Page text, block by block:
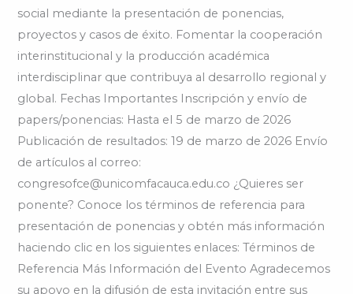
social mediante la presentación de ponencias,
proyectos y casos de éxito. Fomentar la cooperación
interinstitucional y la producción académica
interdisciplinar que contribuya al desarrollo regional y
global. Fechas Importantes Inscripción y envío de
papers/ponencias: Hasta el 5 de marzo de 2026
Publicación de resultados: 19 de marzo de 2026 Envío
de artículos al correo:
congresofce@unicomfacauca.edu.co ¿Quieres ser
ponente? Conoce los términos de referencia para
presentación de ponencias y obtén más información
haciendo clic en los siguientes enlaces: Términos de
Referencia Más Información del Evento Agradecemos
su apoyo en la difusión de esta invitación entre sus